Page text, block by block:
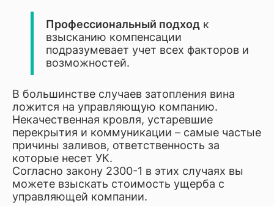
Профессиональный подход к
взысканию компенсации
подразумевает учет всех факторов и
возможностей.
В большинстве случаев затопления вина
ложится на управляющую компанию.
Некачественная кровля, устаревшие
перекрытия и коммуникации – самые частые
причины заливов, ответственность за
которые несет УК.
Согласно закону 2300-1 в этих случаях вы
можете взыскать стоимость ущерба с
управляющей компании.